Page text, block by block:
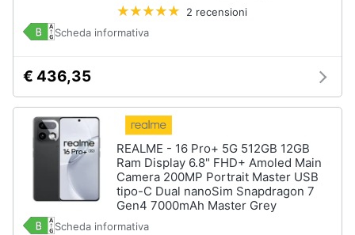
Brico
Giardinaggio
Salute
e
igiene
Beauty
Apple
Vedi
tutti
Smartphone
Cellulari
2 recensioni
Scheda informativa
€ 436,35
REALME - 16 Pro+ 5G 512GB 12GB
Ram Display 6.8" FHD+ Amoled Main
Camera 200MP Portrait Master USB
tipo-C Dual nanoSim Snapdragon 7
Gen4 7000mAh Master Grey
Scheda informativa